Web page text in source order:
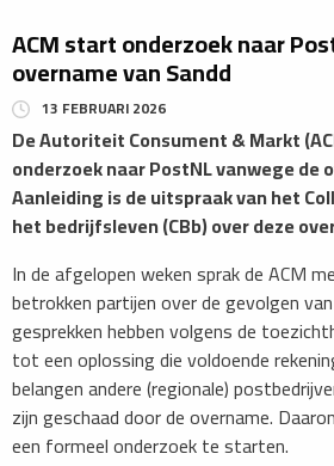
ACM start onderzoek naar
overname van Sandd
13 FEBRUARI 2026
De Autoriteit Consument & Markt
onderzoek naar PostNL vanwege de
Aanleiding is de uitspraak van het
het bedrijfsleven (CBb) over deze
In de afgelopen weken sprak de ACM
betrokken partijen over de gevolgen
gesprekken hebben volgens de
tot een oplossing die voldoende
belangen andere (regionale)
zijn geschaad door de overname.
een formeel onderzoek te starten.